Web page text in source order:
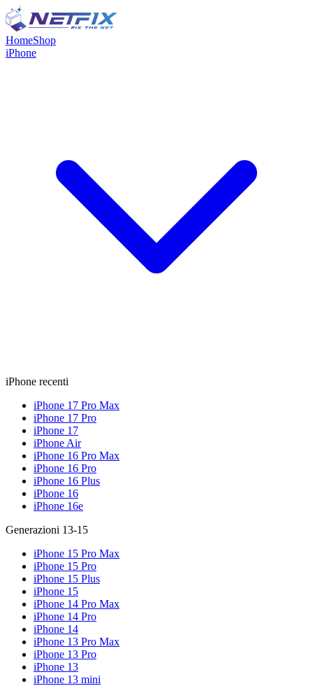
HomeShop
iPhone
iPhone recenti
iPhone 17 Pro Max
iPhone 17 Pro
iPhone 17
iPhone Air
iPhone 16 Pro Max
iPhone 16 Pro
iPhone 16 Plus
iPhone 16
iPhone 16e
Generazioni 13-15
iPhone 15 Pro Max
iPhone 15 Pro
iPhone 15 Plus
iPhone 15
iPhone 14 Pro Max
iPhone 14 Pro
iPhone 14
iPhone 13 Pro Max
iPhone 13 Pro
iPhone 13
iPhone 13 mini